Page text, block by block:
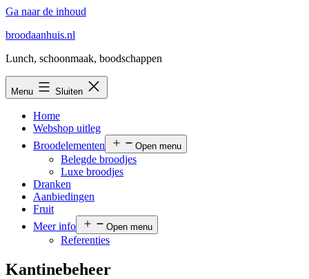
Ga naar de inhoud
broodaanhuis.nl
Lunch, schoonmaak, boodschappen
Menu Sluiten
Home
Webshop uitleg
Broodelementen
Open menu
Belegde broodjes
Luxe broodjes
Dranken
Aanbiedingen
Fruit
Meer info
Open menu
Referenties
Kantinebeheer